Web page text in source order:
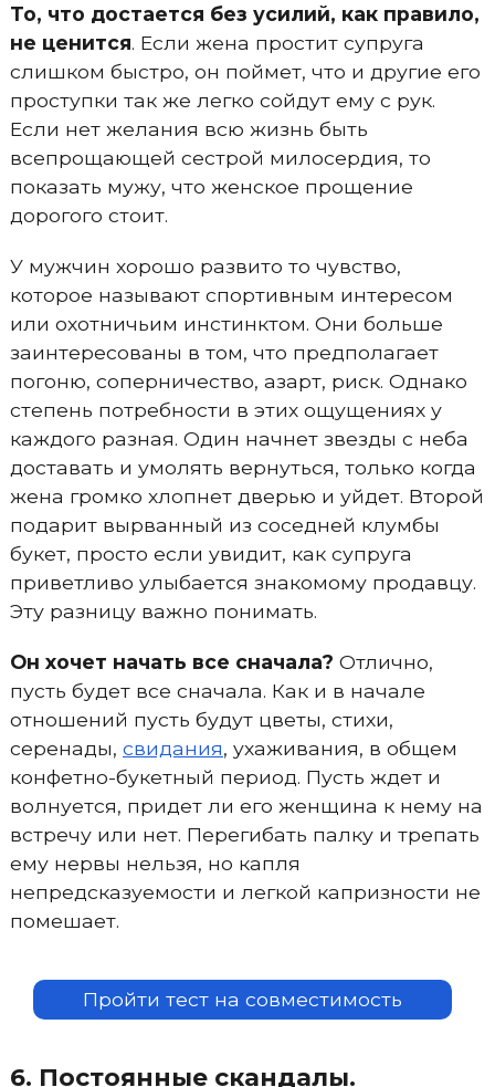
То, что достается без усилий, как правило,
не ценится. Если жена простит супруга
слишком быстро, он поймет, что и другие его
проступки так же легко сойдут ему с рук.
Если нет желания всю жизнь быть
всепрощающей сестрой милосердия, то
показать мужу, что женское прощение
дорогого стоит.
У мужчин хорошо развито то чувство,
которое называют спортивным интересом
или охотничьим инстинктом. Они больше
заинтересованы в том, что предполагает
погоню, соперничество, азарт, риск. Однако
степень потребности в этих ощущениях у
каждого разная. Один начнет звезды с неба
доставать и умолять вернуться, только когда
жена громко хлопнет дверью и уйдет. Второй
подарит вырванный из соседней клумбы
букет, просто если увидит, как супруга
приветливо улыбается знакомому продавцу.
Эту разницу важно понимать.
Он хочет начать все сначала? Отлично,
пусть будет все сначала. Как и в начале
отношений пусть будут цветы, стихи,
серенады, свидания, ухаживания, в общем
конфетно-букетный период. Пусть ждет и
волнуется, придет ли его женщина к нему на
встречу или нет. Перегибать палку и трепать
ему нервы нельзя, но капля
непредсказуемости и легкой капризности не
помешает.
Пройти тест на совместимость
6. Постоянные скандалы.